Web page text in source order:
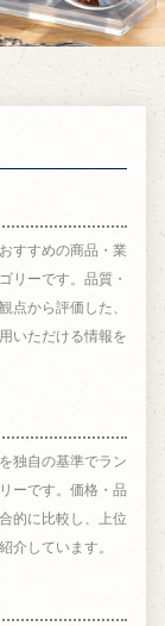
すすめの商品・業
リーです。品質・
点から評価した、
いただける情報を
独自の基準でラン
ーです。価格・品
的に比較し、上位
介しています。